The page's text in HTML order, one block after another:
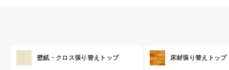
壁紙・クロス張り替えトップ 床材張り替えトップ